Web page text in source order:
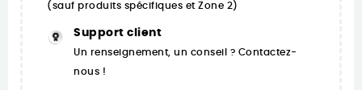
(sauf produits spécifiques et Zone 2)
Support client
Un renseignement, un conseil ? Contactez-
nous !